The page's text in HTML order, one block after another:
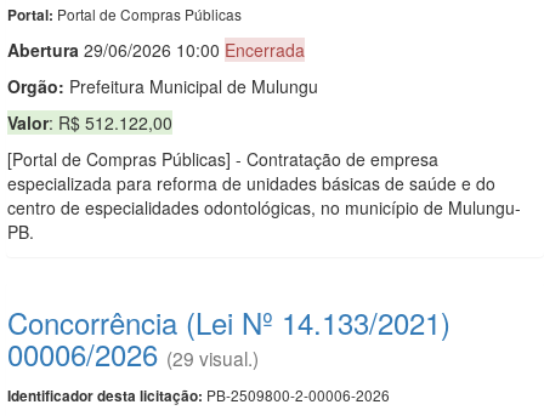
Portal: Portal de Compras Públicas
Abertura 29/06/2026 10:00 Encerrada
Orgão: Prefeitura Municipal de Mulungu
Valor: R$ 512.122,00
[Portal de Compras Públicas] - Contratação de empresa
especializada para reforma de unidades básicas de saúde e do
centro de especialidades odontológicas, no município de Mulungu-
PB.
Concorrência (Lei Nº 14.133/2021)
00006/2026 (29 visual.)
Identificador desta licitação: PB-2509800-2-00006-2026